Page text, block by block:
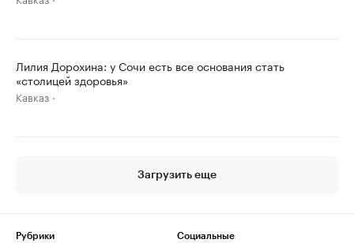
Лилия Дорохина: у Сочи есть все основания стать
«столицей здоровья»
Кавказ
Загрузить еще
Рубрики
Социальные